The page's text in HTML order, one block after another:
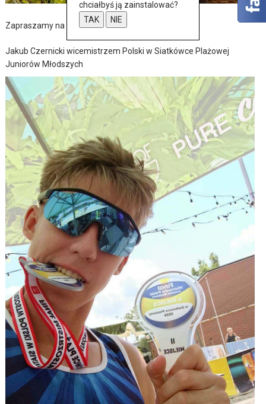
Zapraszamy na Dożynki Powiatowo-Gminne
Jakub Czernicki wicemistrzem Polski w Siatkówce Plażowej
Juniorów Młodszych
chciałbyś ją zainstalować?
TAK
NIE